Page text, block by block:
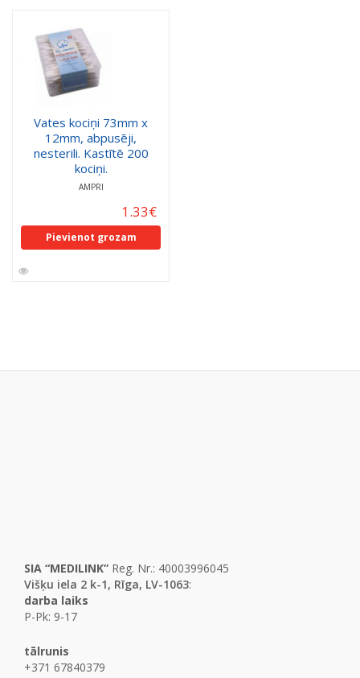
Vates kociņi 73mm x
12mm, abpusēji,
nesterili. Kastītē 200
kociņi.
AMPRI
1.33€
Pievienot grozam
SIA “MEDILINK” Reg. Nr.: 40003996045
Višķu iela 2 k-1, Rīga, LV-1063:
darba laiks
P-Pk: 9-17
tālrunis
+371 67840379